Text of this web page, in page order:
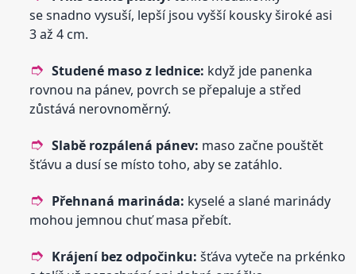
se snadno vysuší, lepší jsou vyšší kousky široké asi
3 až 4 cm.
Studené maso z lednice: když jde panenka
rovnou na pánev, povrch se přepaluje a střed
zůstává nerovnoměrný.
Slabě rozpálená pánev: maso začne pouštět
šťávu a dusí se místo toho, aby se zatáhlo.
Přehnaná marináda: kyselé a slané marinády
mohou jemnou chuť masa přebít.
Krájení bez odpočinku: šťáva vyteče na prkénko